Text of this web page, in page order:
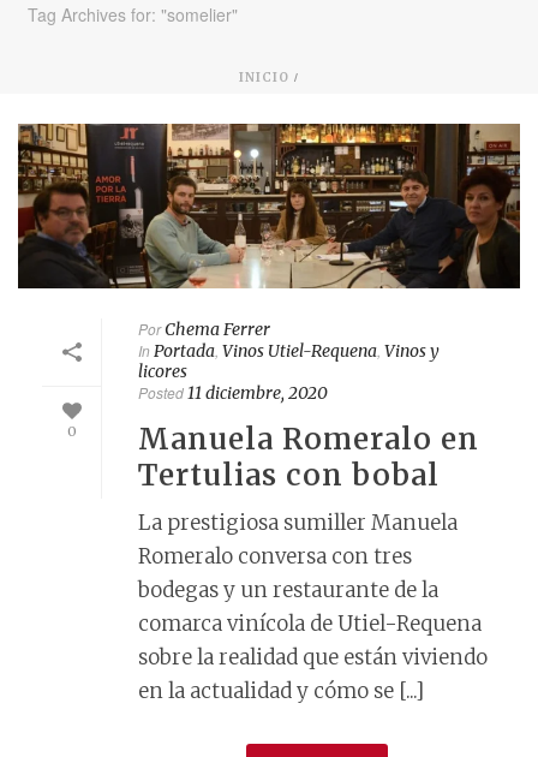
Tag Archives for: "somelier"
INICIO /
0
PorChema Ferrer
In Portada, Vinos Utiel-Requena, Vinos y
licores
Posted11 diciembre, 2020
Manuela Romeralo en
Tertulias con bobal
La prestigiosa sumiller Manuela
Romeralo conversa con tres
bodegas y un restaurante de la
comarca vinícola de Utiel-Requena
sobre la realidad que están viviendo
en la actualidad y cómo se [...]